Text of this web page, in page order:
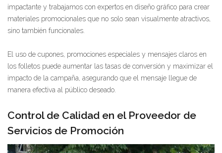
impactante y trabajamos con expertos en diseño gráfico para crear
materiales promocionales que no solo sean visualmente atractivos,
sino también funcionales.
El uso de cupones, promociones especiales y mensajes claros en
los folletos puede aumentar las tasas de conversión y maximizar el
impacto de la campaña, asegurando que el mensaje llegue de
manera efectiva al público deseado.
Control de Calidad en el Proveedor de
Servicios de Promoción